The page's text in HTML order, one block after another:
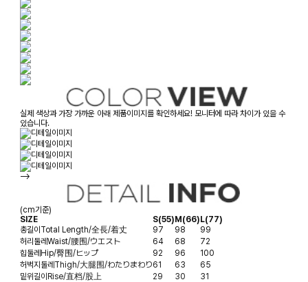
실제 색상과 가장 가까운 아래 제품이미지를 확인하세요! 모니터에 따라 차이가 있을 수
있습니다.
-->
(cm기준)
SIZE
S(55) M(66) L(77)
총길이 Total Length/全長/着丈 97 98
99
허리둘레 Waist/腰围/ウエスト 64 68
72
힙둘레 Hip/臀围/ヒップ 92 96
100
허벅지둘레 Thigh/大腿围/わたりまわり61 63
65
밑위길이 Rise/直档/股上 29 30
31